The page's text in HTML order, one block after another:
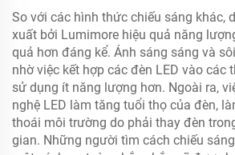
So với các hình thức chiếu sáng khác,
xuất bởi Lumimore hiệu quả năng
quả hơn đáng kể. Ánh sáng sáng và
nhờ việc kết hợp các đèn LED vào các
sử dụng ít năng lượng hơn. Ngoài ra,
nghệ LED làm tăng tuổi thọ của đèn,
thoái môi trường do phải thay đèn
gian. Những người tìm cách chiếu